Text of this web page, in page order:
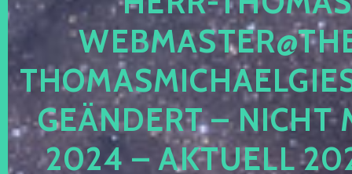
GEÄNDERT – NICHT
2024 – AKTUELL